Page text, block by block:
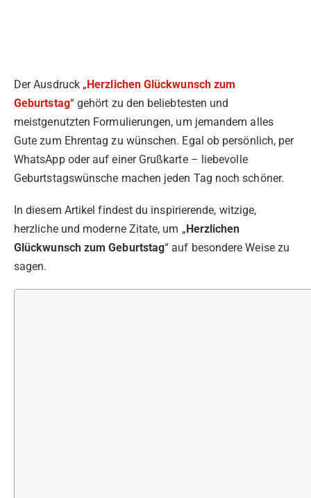
Der Ausdruck „Herzlichen Glückwunsch zum
Geburtstag“ gehört zu den beliebtesten und
meistgenutzten Formulierungen, um jemandem alles
Gute zum Ehrentag zu wünschen. Egal ob persönlich, per
WhatsApp oder auf einer Grußkarte – liebevolle
Geburtstagswünsche machen jeden Tag noch schöner.
In diesem Artikel findest du inspirierende, witzige,
herzliche und moderne Zitate, um „Herzlichen
Glückwunsch zum Geburtstag“ auf besondere Weise zu
sagen.